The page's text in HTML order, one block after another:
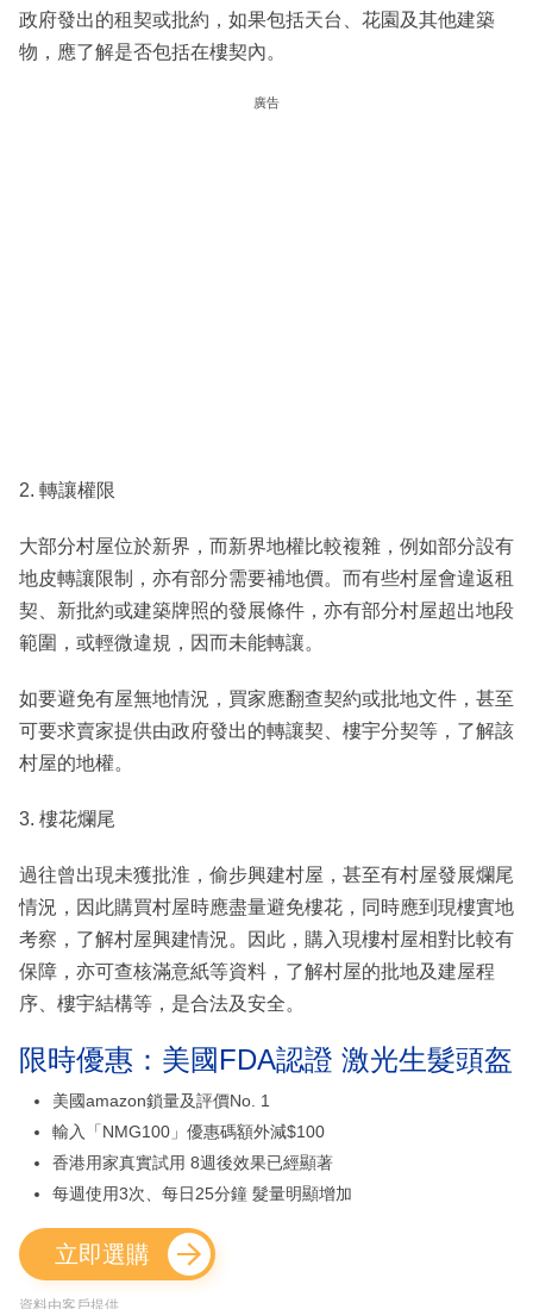
政府發出的租契或批約，如果包括天台、花園及其他建築
物，應了解是否包括在樓契內。
廣告
2. 轉讓權限
大部分村屋位於新界，而新界地權比較複雜，例如部分設有
地皮轉讓限制，亦有部分需要補地價。而有些村屋會違返租
契、新批約或建築牌照的發展條件，亦有部分村屋超出地段
範圍，或輕微違規，因而未能轉讓。
如要避免有屋無地情況，買家應翻查契約或批地文件，甚至
可要求賣家提供由政府發出的轉讓契、樓宇分契等，了解該
村屋的地權。
3. 樓花爛尾
過往曾出現未獲批淮，偷步興建村屋，甚至有村屋發展爛尾
情況，因此購買村屋時應盡量避免樓花，同時應到現樓實地
考察，了解村屋興建情況。因此，購入現樓村屋相對比較有
保障，亦可查核滿意紙等資料，了解村屋的批地及建屋程
序、樓宇結構等，是合法及安全。
限時優惠：美國FDA認證 激光生髮頭盔
美國amazon鎖量及評價No. 1
輸入「NMG100」優惠碼額外減$100
香港用家真實試用 8週後效果已經顯著
每週使用3次、每日25分鐘 髮量明顯增加
立即選購
資料由客戶提供